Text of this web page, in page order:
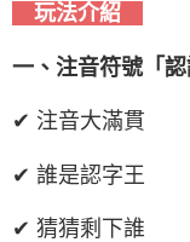
玩法介紹
一、注音符號「
✔ 注音大滿貫
✔ 誰是認字王
✔ 猜猜剩下誰